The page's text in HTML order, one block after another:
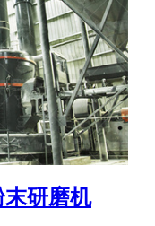
末研磨机